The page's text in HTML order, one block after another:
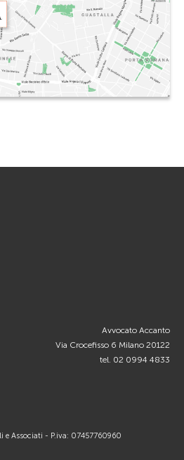
Avvocato Accanto
Via Crocefisso 6 Milano 20122
tel. 02 0994 4833
e Associati - P.iva: 07457760960